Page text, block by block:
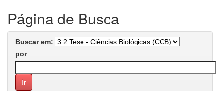
Página de Busca
Buscar em:
por